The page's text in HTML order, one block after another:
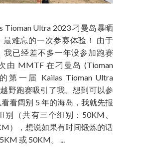
Tioman Ultra 2023 刁曼岛暴晒
最难忘的一次参赛体验！ 由于
我已经差不多一年没参加跑赛
由 MMTF 在刁曼岛 (Tioman
第一届 Kailas Tioman Ultra
野跑赛吸引了我。想到可以参
看阔别 5 年的海岛，我就先报
别（共有三个组别：50KM、
），想说如果有时间锻炼的话
或 50KM。 ...